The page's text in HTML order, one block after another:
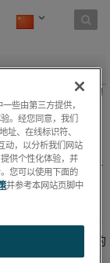
将成为未来市场的
他障碍对于政府、
前途的系统之一，
而使用原子探针层析
互连材料，包括用
度研究的激增，APT
谱的先进显微技术的
些由第三方提供，
。经您同意，我们
址、在线标识符、
动，以分析我们网站
供个性化体验，并
您可以使用下面的
并参考本网站页脚中